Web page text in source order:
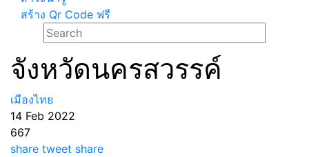
สร้าง Qr Code ฟรี
จังหวัดนครสวรรค์
เมืองไทย
14 Feb 2022
667
share tweet share